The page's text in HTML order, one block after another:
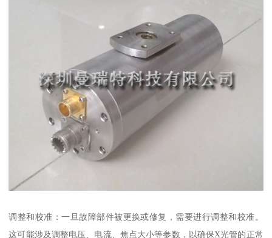
调整和校准：一旦故障部件被更换或修复，需要进行调整和校准。
这可能涉及调整电压、电流、焦点大小等参数，以确保X光管的正常